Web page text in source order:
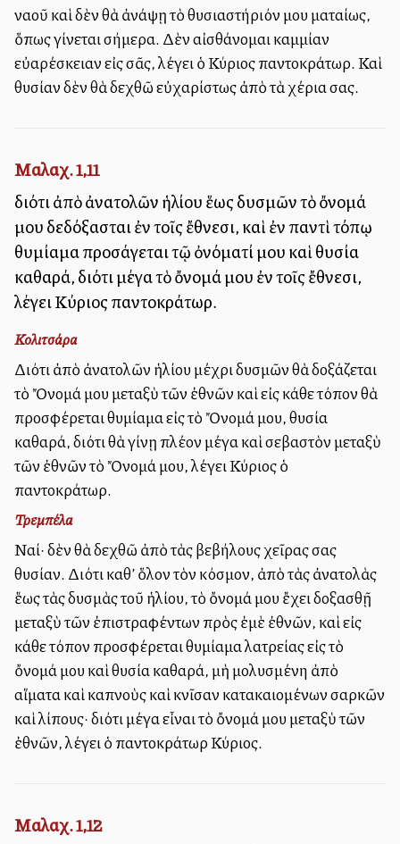
ναοῦ καὶ δὲν θὰ ἀνάψῃ τὸ θυσιαστήριόν μου ματαίως,
ὅπως γίνεται σήμερα. Δὲν αἰσθάνομαι καμμίαν
εὐαρέσκειαν εἰς σᾶς, λέγει ὁ Κύριος παντοκράτωρ. Καὶ
θυσίαν δὲν θὰ δεχθῶ εὐχαρίστως ἀπὸ τὰ χέρια σας.
Μαλαχ. 1,11
διότι ἀπὸ ἀνατολῶν ἡλίου ἕως δυσμῶν τὸ ὄνομά
μου δεδόξασται ἐν τοῖς ἔθνεσι, καὶ ἐν παντὶ τόπῳ
θυμίαμα προσάγεται τῷ ὀνόματί μου καὶ θυσία
καθαρά, διότι μέγα τὸ ὄνομά μου ἐν τοῖς ἔθνεσι,
λέγει Κύριος παντοκράτωρ.
Κολιτσάρα
Διότι ἀπὸ ἀνατολῶν ἡλίου μέχρι δυσμῶν θὰ δοξάζεται
τὸ Ὄνομά μου μεταξὺ τῶν ἐθνῶν καὶ εἰς κάθε τόπον θὰ
προσφέρεται θυμίαμα εἰς τὸ Ὄνομά μου, θυσία
καθαρά, διότι θὰ γίνῃ πλέον μέγα καὶ σεβαστὸν μεταξὺ
τῶν ἐθνῶν τὸ Ὄνομά μου, λέγει Κύριος ὁ
παντοκράτωρ.
Τρεμπέλα
Ναί· δὲν θὰ δεχθῶ ἀπὸ τὰς βεβήλους χεῖρας σας
θυσίαν. Διότι καθ’ ὅλον τὸν κόσμον, ἀπὸ τὰς ἀνατολὰς
ἕως τὰς δυσμὰς τοῦ ἡλίου, τὸ ὄνομά μου ἔχει δοξασθῇ
μεταξὺ τῶν ἐπιστραφέντων πρὸς ἐμὲ ἐθνῶν, καὶ εἰς
κάθε τόπον προσφέρεται θυμίαμα λατρείας εἰς τὸ
ὄνομά μου καὶ θυσία καθαρά, μὴ μολυσμένη ἀπὸ
αἵματα καὶ καπνοὺς καὶ κνῖσαν κατακαιομένων σαρκῶν
καὶ λίπους· διότι μέγα εἶναι τὸ ὄνομά μου μεταξὺ τῶν
ἐθνῶν, λέγει ὁ παντοκράτωρ Κύριος.
Μαλαχ. 1,12